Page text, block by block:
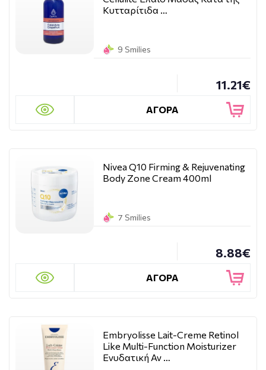
Κυτταρίτιδα …
9 Smilies
11.21€
ΑΓΟΡΑ
Nivea Q10 Firming & Rejuvenating
Body Zone Cream 400ml
7 Smilies
8.88€
ΑΓΟΡΑ
Embryolisse Lait-Creme Retinol
Like Multi-Function Moisturizer
Ενυδατική Αν …